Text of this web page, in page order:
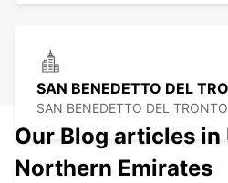
SAN BENEDETTO DEL
SAN BENEDETTO DEL
Our Blog articles in
Northern Emirates